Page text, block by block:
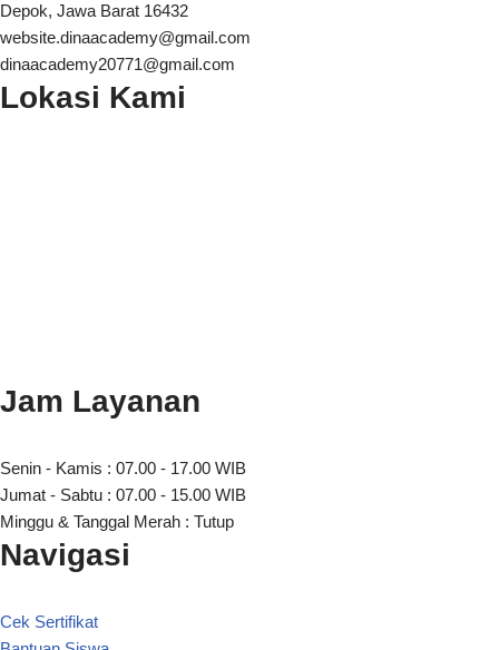
Depok, Jawa Barat 16432
website.dinaacademy@gmail.com
dinaacademy20771@gmail.com
Lokasi Kami
Jam Layanan
Senin - Kamis : 07.00 - 17.00 WIB
Jumat - Sabtu : 07.00 - 15.00 WIB
Minggu & Tanggal Merah : Tutup
Navigasi
Cek Sertifikat